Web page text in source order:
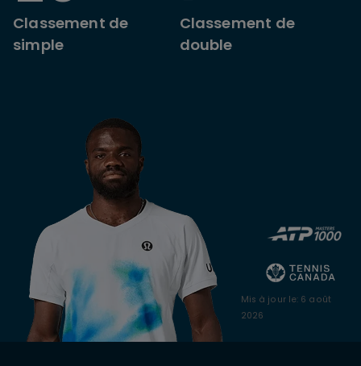
Classement de
simple
Classement de
double
Mis à jour le: 6 août
2026